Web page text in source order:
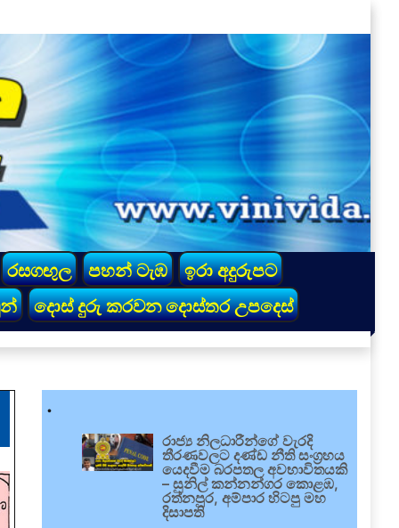
රසගඟුල පහන් ටැඹ
ඉරා අදුරුපට
දොස් දුරු කරවන දොස්තර උපදෙස්
.
රාජ්‍ය නිලධාරීන්ගේ වැරදි
තීරණවලට දණ්ඩ නීති සංග්‍රහය
යෙදවීම බරපතල අවභාවිතයකි
– සුනිල් කන්නන්ගර කොළඹ,
රත්නපුර, අම්පාර හිටපු මහ
දිසාපති